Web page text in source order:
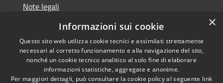
Note legali
Dichiarazione di accessibilità
Copyright © 2026 • Comune di
×
Informazioni sui cookie
Questo sito web utilizza cookie tecnici e assimilati strettamente
necessari al corretto funzionamento e alla navigazione del sito,
nonché un cookie tecnico analitico al solo fine di elaborare
informazioni statistiche, aggregate e anonime.
Per maggiori dettagli, può consultare la cookie policy al seguente link